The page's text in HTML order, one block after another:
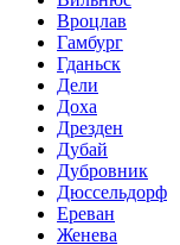
Вроцлав
Гамбург
Гданьск
Дели
Доха
Дрезден
Дубай
Дубровник
Дюссельдорф
Ереван
Женева